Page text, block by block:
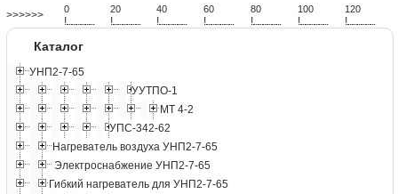
>>>>>> 0
!...................
20
!...................
40
!...................
60
!...................
80
!...................
100
!...................
120
!...................
Каталог
УНП2-7-65
УУТПО-1
МТ 4-2
УПС-342-62
Нагреватель воздуха УНП2-7-65
Электроснабжение УНП2-7-65
Гибкий нагреватель для УНП2-7-65